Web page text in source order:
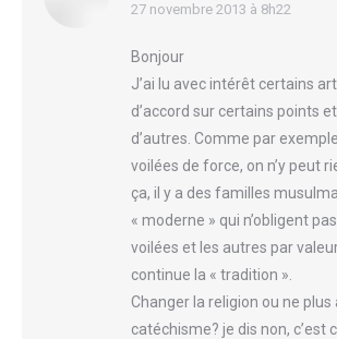
dit
27 novembre 2013 à 8h22
Bonjour
J’ai lu avec intérêt certains
d’accord sur certains points
d’autres. Comme par
voilées de force, on n’y peut
ça, il y a des familles
« moderne » qui n’obligent
voilées et les autres par
continue la « tradition ».
Changer la religion ou ne plus
catéchisme? je dis non, c’est